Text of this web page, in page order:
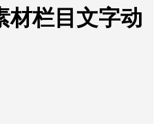
材栏目文字动